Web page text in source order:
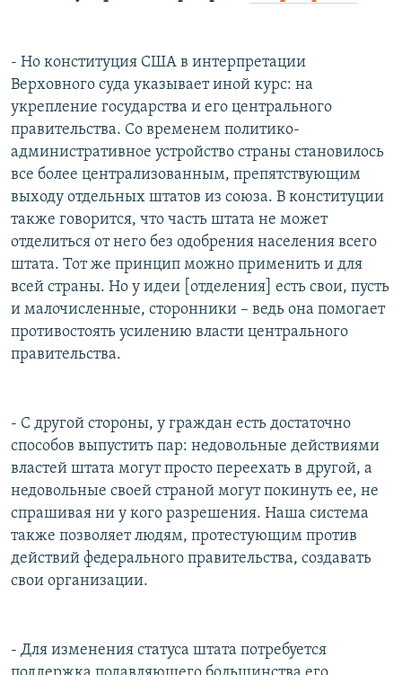
- Но конституция США в интерпретации
Верховного суда указывает иной курс: на
укрепление государства и его центрального
правительства. Со временем политико-
административное устройство страны становилось
все более централизованным, препятствующим
выходу отдельных штатов из союза. В конституции
также говорится, что часть штата не может
отделиться от него без одобрения населения всего
штата. Тот же принцип можно применить и для
всей страны. Но у идеи [отделения] есть свои, пусть
и малочисленные, сторонники – ведь она помогает
противостоять усилению власти центрального
правительства.
- С другой стороны, у граждан есть достаточно
способов выпустить пар: недовольные действиями
властей штата могут просто переехать в другой, а
недовольные своей страной могут покинуть ее, не
спрашивая ни у кого разрешения. Наша система
также позволяет людям, протестующим против
действий федерального правительства, создавать
свои организации.
- Для изменения статуса штата потребуется